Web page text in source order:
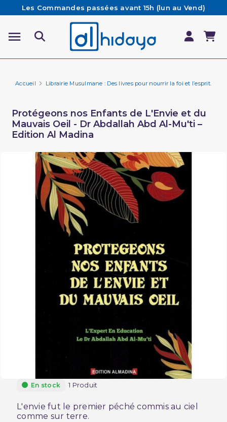
Les Commandes passées avant 15h (lun au Vend)
sont préparées et expédiées le jour même
Besoin d'aide ? Retrouvez notre FAQ
Livraison offerte à partir de 65€ d'achat*
Accueil Librairie Musulmane : Des livres pour nourrir la foi et l’esprit.
Protégeons nos Enfants de L'Envie et du
Mauvais Oeil - Dr Abdallah Abd Al-Mu'ti –
Edition Al Madina
En stock 1 Produit
L'envie fut le premier péché commis au ciel
comme sur terre.